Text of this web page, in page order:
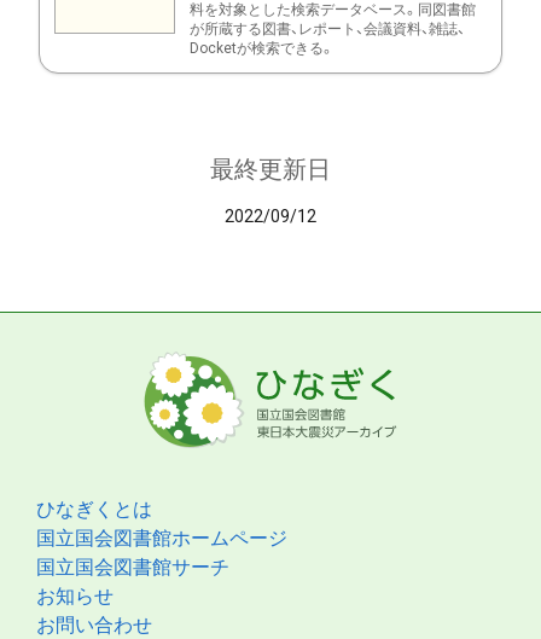
料を対象とした検索データベース。同図書館
が所蔵する図書、レポート、会議資料、雑誌、
Docketが検索できる。
最終更新日
2022/09/12
ひなぎくとは
国立国会図書館ホームページ
国立国会図書館サーチ
お知らせ
お問い合わせ